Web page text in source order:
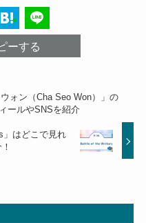
ーする
ォン（Cha Seo Won）」の
ールやSNSを紹介
」はどこで見れ